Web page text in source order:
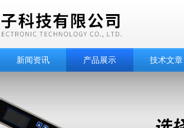
新闻资讯 产品展示 技术文章